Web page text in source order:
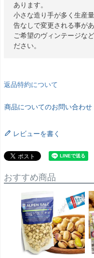
あります。
小さな造り手が多く生産
告なしで変更される事があ
ご希望のヴィンテージな
ださい。
返品特約について
商品についてのお問い合わせ
レビューを書く
おすすめ商品